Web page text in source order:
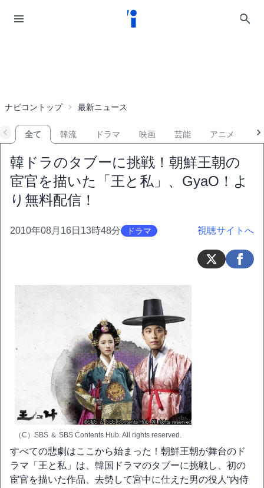
ナビコントップ 最新ニュース
全て 韓流 ドラマ 映画 芸能 アニメ
韓ドラのタブーに挑戦！朝鮮王朝の
宦官を描いた「王と私」、GyaO！よ
り無料配信！
2010年08月16日13時48分 ドラマ 視聴サイトへ
（C）SBS ＆ SBS Contents Hub. All rights reserved.
すべての悲劇はここから始まった！朝鮮王朝が舞台のド
ラマ「王と私」は、韓国ドラマのタブーに挑戦し、初の
宦官を描いた作品、去勢して宮中に仕えた男の役人“内侍